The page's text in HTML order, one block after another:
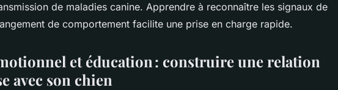
de maladies canine. Apprendre à reconnaître les signaux de
de comportement facilite une prise en charge rapide.
et éducation : construire une relation
avec son chien